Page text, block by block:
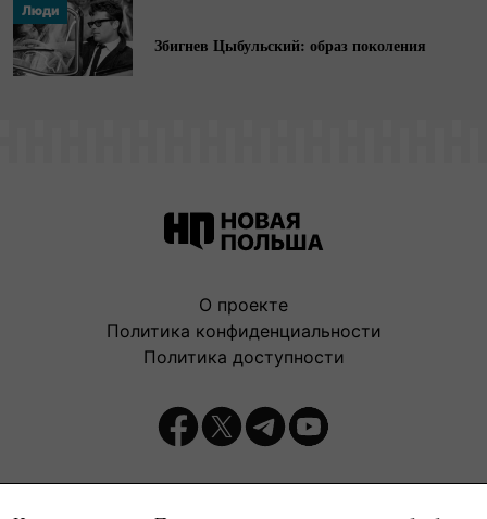
Люди
Збигнев Цыбульский: образ поколения
О проекте
Политика конфиденциальности
Политика доступности